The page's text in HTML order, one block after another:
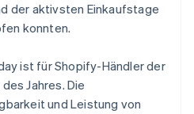
der aktivsten Einkaufstage
konnten.
ist für Shopify-Händler der
Jahres. Die
und Leistung von